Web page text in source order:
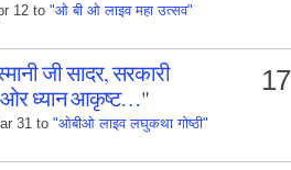
12 to "ओ बी ओ लाइव महा उत्सव"
जी सादर, सरकारी
ओर ध्यान आकृष्ट…"
31 to "ओबीओ लाइव लघुकथा गोष्ठी"
17